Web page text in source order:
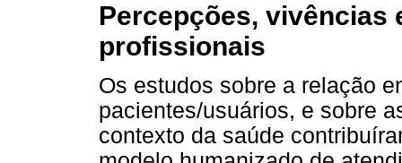
Percepções, vivências
profissionais
Os estudos sobre a relação
pacientes/usuários, e sobre
contexto da saúde